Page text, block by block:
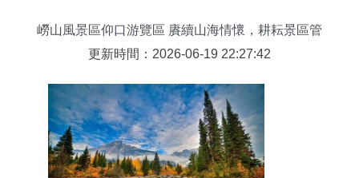
嶗山風景區仰口游覽區 賡續山海情懷，耕耘景區管
理之道
更新時間：2026-06-19 22:27:42